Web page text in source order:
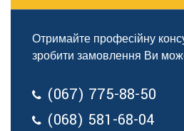
Отримайте професійну
зробити замовлення Ви
(067) 775-88-50
(068) 581-68-04